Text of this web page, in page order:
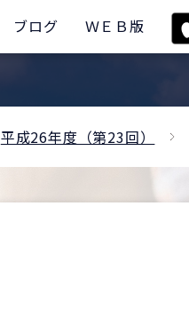
ブログ ＷＥＢ版
平成26年度（第23回）